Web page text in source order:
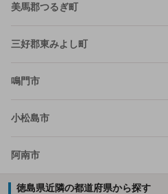
美馬郡つるぎ町
三好郡東みよし町
鳴門市
小松島市
阿南市
徳島県近隣の都道府県から探す